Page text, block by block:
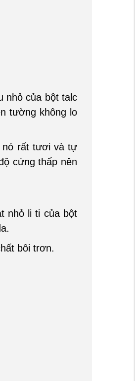
nhỏ của bột talc
tường không lo
nó rất tươi và tự
cứng thấp nên
nhỏ li ti của bột
bôi trơn.